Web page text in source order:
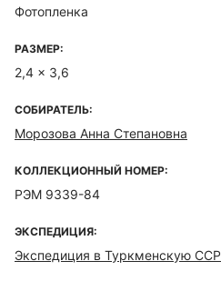
Фотопленка
РАЗМЕР:
2,4 x 3,6
СОБИРАТЕЛЬ:
Морозова Анна Степановна
КОЛЛЕКЦИОННЫЙ НОМЕР:
РЭМ 9339-84
ЭКСПЕДИЦИЯ:
Экспедиция в Туркменскую ССР